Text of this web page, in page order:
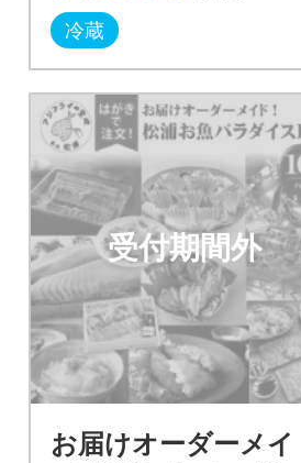
冷蔵
受付期間外
お届けオーダーメイ